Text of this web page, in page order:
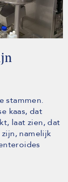
stammen.
kaas, dat
laat zien, dat
namelijk